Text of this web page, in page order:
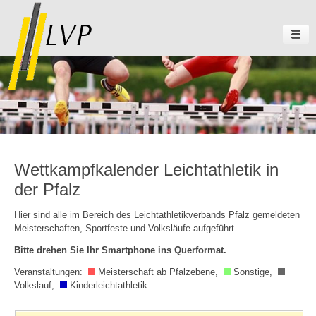
Wettkampfkalender Leichtathletik in
der Pfalz
Hier sind alle im Bereich des Leichtathletikverbands Pfalz gemeldeten
Meisterschaften, Sportfeste und Volksläufe aufgeführt.
Bitte drehen Sie Ihr Smartphone ins Querformat.
Veranstaltungen: Meisterschaft ab Pfalzebene,
Sonstige,
Volkslauf,
Kinderleichtathletik